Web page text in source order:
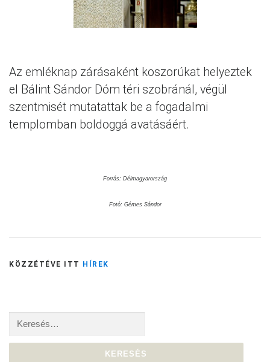
Az emléknap zárásaként koszorúkat helyeztek
el Bálint Sándor Dóm téri szobránál, végül
szentmisét mutatattak be a fogadalmi
templomban boldoggá avatásáért.
Forrás: Délmagyarország
Fotó: Gémes Sándor
KÖZZÉTÉVE ITT HÍREK
Keresés: